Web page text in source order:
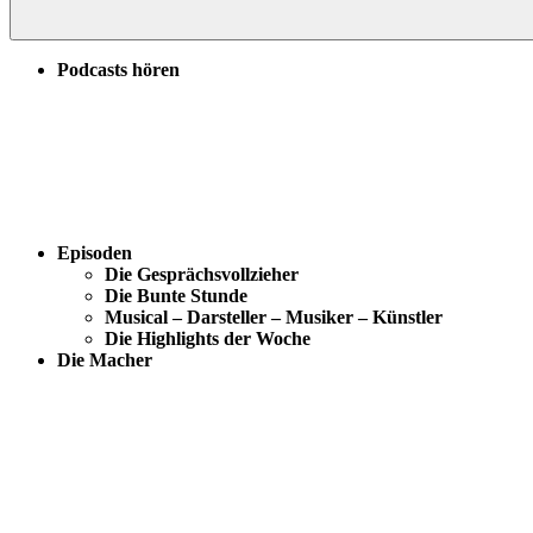
Podcasts hören
Episoden
Die Gesprächsvollzieher
Die Bunte Stunde
Musical – Darsteller – Musiker – Künstler
Die Highlights der Woche
Die Macher